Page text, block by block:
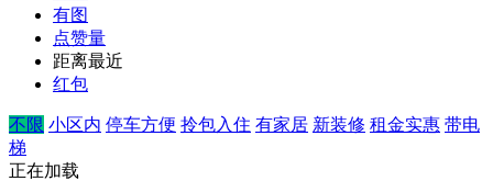
有图
点赞量
距离最近
红包
不限 小区内 停车方便 拎包入住 有家居 新装修 租金实惠 带电
梯
正在加载